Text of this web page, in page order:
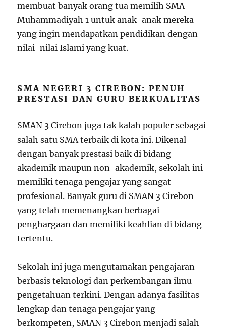
membuat banyak orang tua memilih SMA
Muhammadiyah 1 untuk anak-anak mereka
yang ingin mendapatkan pendidikan dengan
nilai-nilai Islami yang kuat.
SMA NEGERI 3 CIREBON: PENUH
PRESTASI DAN GURU BERKUALITAS
SMAN 3 Cirebon juga tak kalah populer sebagai
salah satu SMA terbaik di kota ini. Dikenal
dengan banyak prestasi baik di bidang
akademik maupun non-akademik, sekolah ini
memiliki tenaga pengajar yang sangat
profesional. Banyak guru di SMAN 3 Cirebon
yang telah memenangkan berbagai
penghargaan dan memiliki keahlian di bidang
tertentu.
Sekolah ini juga mengutamakan pengajaran
berbasis teknologi dan perkembangan ilmu
pengetahuan terkini. Dengan adanya fasilitas
lengkap dan tenaga pengajar yang
berkompeten, SMAN 3 Cirebon menjadi salah